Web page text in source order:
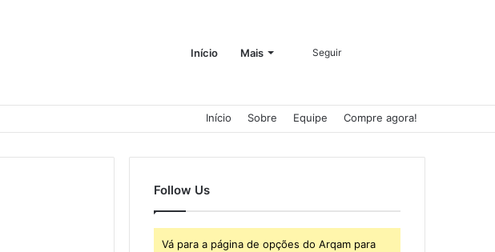
Início Mais
por
Lateral
Seguir
Início Sobre Equipe Compre agora!
Follow Us
Vá para a página de opções do Arqam para